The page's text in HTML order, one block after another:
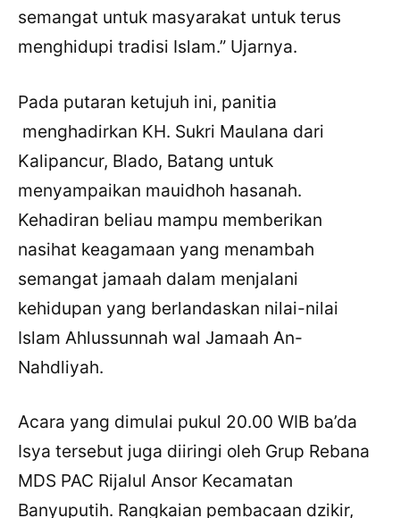
semangat untuk masyarakat untuk terus
menghidupi tradisi Islam.” Ujarnya.
Pada putaran ketujuh ini, panitia
menghadirkan KH. Sukri Maulana dari
Kalipancur, Blado, Batang untuk
menyampaikan mauidhoh hasanah.
Kehadiran beliau mampu memberikan
nasihat keagamaan yang menambah
semangat jamaah dalam menjalani
kehidupan yang berlandaskan nilai-nilai
Islam Ahlussunnah wal Jamaah An-
Nahdliyah.
Acara yang dimulai pukul 20.00 WIB ba’da
Isya tersebut juga diiringi oleh Grup Rebana
MDS PAC Rijalul Ansor Kecamatan
Banyuputih. Rangkaian pembacaan dzikir,